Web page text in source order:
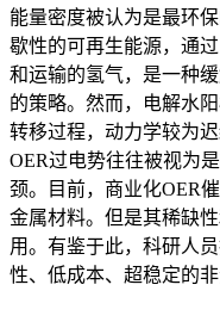
能量密度被认为是最环
歇性的可再生能源，通
和运输的氢气，是一种
的策略。然而，电解水
转移过程，动力学较为
OER过电势往往被视为
颈。目前，商业化OER
金属材料。但是其稀缺
用。有鉴于此，科研人
性、低成本、超稳定的